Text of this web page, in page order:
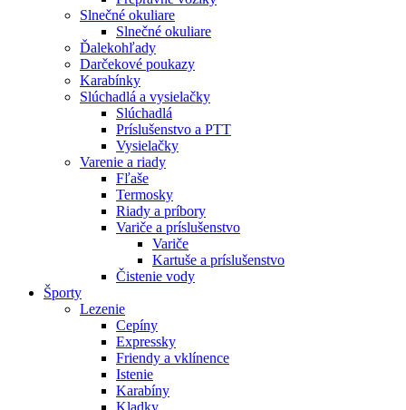
Slnečné okuliare
Slnečné okuliare
Ďalekohľady
Darčekové poukazy
Karabínky
Slúchadlá a vysielačky
Slúchadlá
Príslušenstvo a PTT
Vysielačky
Varenie a riady
Fľaše
Termosky
Riady a príbory
Variče a príslušenstvo
Variče
Kartuše a príslušenstvo
Čistenie vody
Športy
Lezenie
Cepíny
Expressky
Friendy a vklínence
Istenie
Karabíny
Kladky